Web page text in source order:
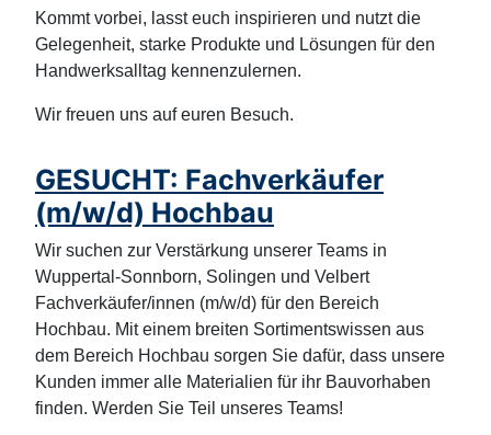
Kommt vorbei, lasst euch inspirieren und nutzt die
Gelegenheit, starke Produkte und Lösungen für den
Handwerksalltag kennenzulernen.
Wir freuen uns auf euren Besuch.
GESUCHT: Fachverkäufer
(m/w/d) Hochbau
Wir suchen zur Verstärkung unserer Teams in
Wuppertal-Sonnborn, Solingen und Velbert
Fachverkäufer/innen (m/w/d) für den Bereich
Hochbau. Mit einem breiten Sortimentswissen aus
dem Bereich Hochbau sorgen Sie dafür, dass unsere
Kunden immer alle Materialien für ihr Bauvorhaben
finden. Werden Sie Teil unseres Teams!